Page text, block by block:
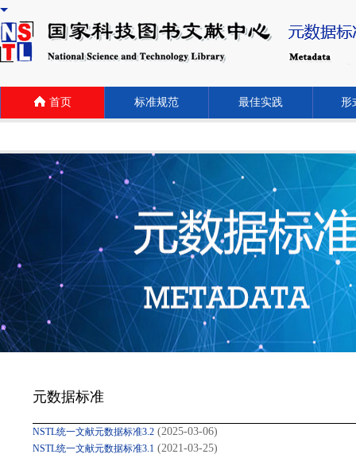
首页 标准规范 最佳实践 形
元数据标准
NSTL统一文献元数据标准3.2 (2025-03-06)
NSTL统一文献元数据标准3.1 (2021-03-25)